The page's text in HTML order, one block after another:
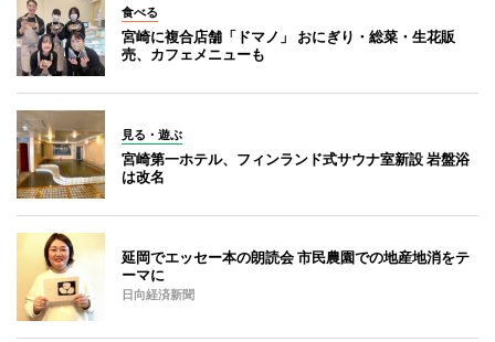
食べる
宮崎に複合店舗「ドマノ」 おにぎり・総菜・生花販
売、カフェメニューも
見る・遊ぶ
宮崎第一ホテル、フィンランド式サウナ室新設 岩盤浴
は改名
延岡でエッセー本の朗読会 市民農園での地産地消をテ
ーマに
日向経済新聞